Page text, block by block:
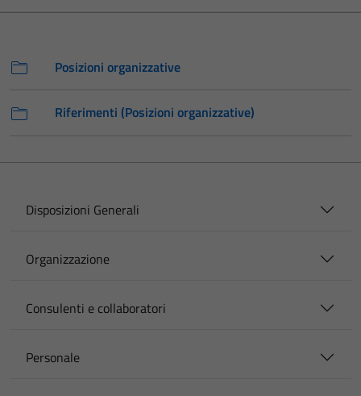
Posizioni organizzative
Riferimenti (Posizioni organizzative)
Disposizioni Generali
Organizzazione
Consulenti e collaboratori
Personale